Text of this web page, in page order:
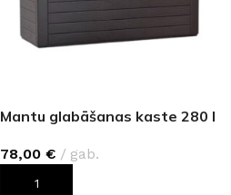
Mantu glabāšanas kaste 280 l
78,00€ gab.
PIEVIENOT GROZAM